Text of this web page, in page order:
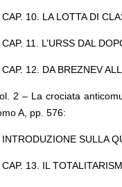
CAP. 10. LA LOTTA DI
11. L’URSS DAL
12. DA BREZNEV
2 – La crociata
A, pp. 576:
INTRODUZIONE SULLA
CAP. 13. IL